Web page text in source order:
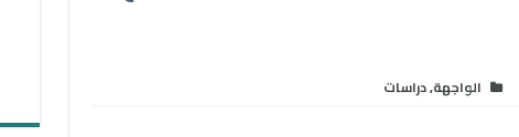
الواجهة,دراسات